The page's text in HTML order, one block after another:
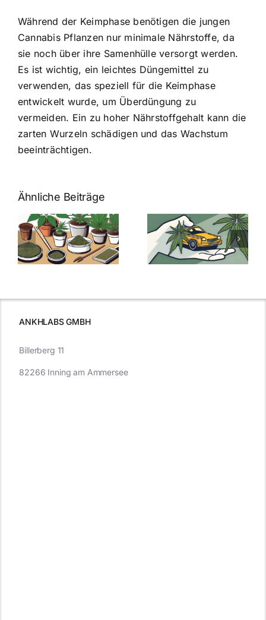
Während der Keimphase benötigen die jungen
Cannabis Pflanzen nur minimale Nährstoffe, da
sie noch über ihre Samenhülle versorgt werden.
Es ist wichtig, ein leichtes Düngemittel zu
verwenden, das speziell für die Keimphase
entwickelt wurde, um Überdüngung zu
vermeiden. Ein zu hoher Nährstoffgehalt kann die
zarten Wurzeln schädigen und das Wachstum
beeinträchtigen.
Ähnliche Beiträge
Neue THC-
Grenzwert-
Regelung:
Was Sie über
Cannabis und
müssen
Cannabis
Samen
kaufen: Alles
was Sie
ANKHLABS GMBH
Billerberg 11
82266 Inning am Ammersee